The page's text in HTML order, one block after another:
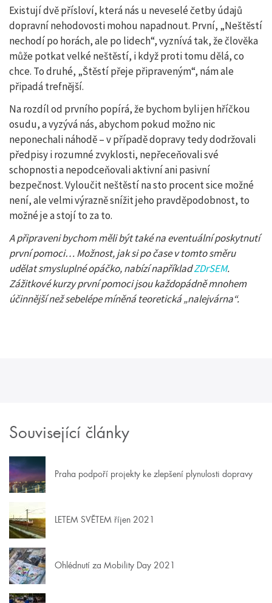
Existují dvě přísloví, která nás u neveselé četby údajů
dopravní nehodovosti mohou napadnout. První, „Neštěstí
nechodí po horách, ale po lidech“, vyznívá tak, že člověka
může potkat velké neštěstí, i když proti tomu dělá, co
chce. To druhé, „Štěstí přeje připraveným“, nám ale
připadá trefnější.
Na rozdíl od prvního popírá, že bychom byli jen hříčkou
osudu, a vyzývá nás, abychom pokud možno nic
neponechali náhodě – v případě dopravy tedy dodržovali
předpisy i rozumné zvyklosti, nepřeceňovali své
schopnosti a nepodceňovali aktivní ani pasivní
bezpečnost. Vyloučit neštěstí na sto procent sice možné
není, ale velmi výrazně snížit jeho pravděpodobnost, to
možné je a stojí to za to.
A připraveni bychom měli být také na eventuální poskytnutí
první pomoci… Možnost, jak si po čase v tomto směru
udělat smysluplné opáčko, nabízí napříkladZDrSEM.
Zážitkové kurzy první pomoci jsou každopádně mnohem
účinnější než sebelépe míněná teoretická „nalejvárna“.
Související články
Praha podpoří projekty ke zlepšení plynulosti dopravy
LETEM SVĚTEM říjen 2021
Ohlédnutí za Mobility Day 2021